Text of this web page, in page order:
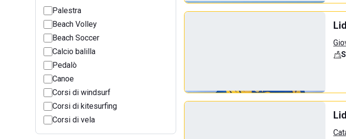
Palestra
Beach Volley
Beach Soccer
Calcio balilla
Pedalò
Canoe
Corsi di windsurf
Corsi di kitesurfing
Corsi di vela